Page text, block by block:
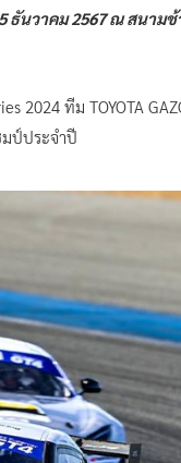
ธันวาคม 2567 ณ สนามช้
2024 ทีม TOYOTA
ป์ประจำปี